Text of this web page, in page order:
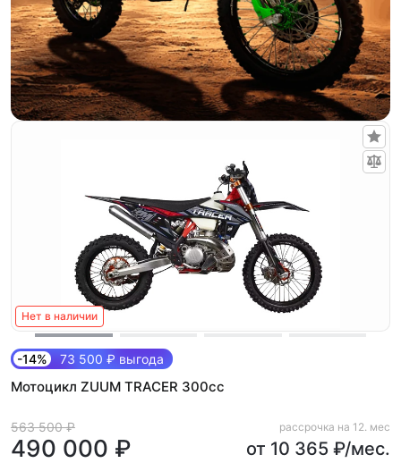
Нет в наличии
-14% 73 500 ₽ выгода
Мотоцикл ZUUM TRACER 300cc
563 500 ₽
490 000 ₽
рассрочка на 12. мес
от 10 365 ₽/мес.